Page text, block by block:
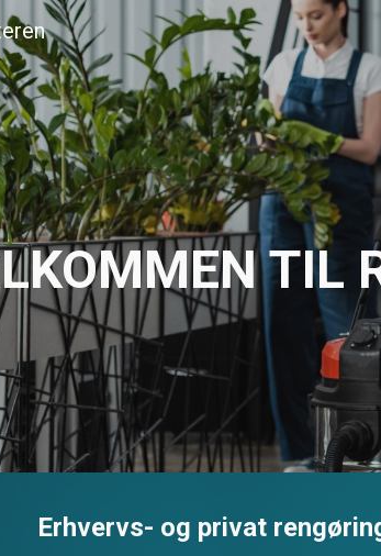
Skip to main content
TIL
Erhvervs- og privat